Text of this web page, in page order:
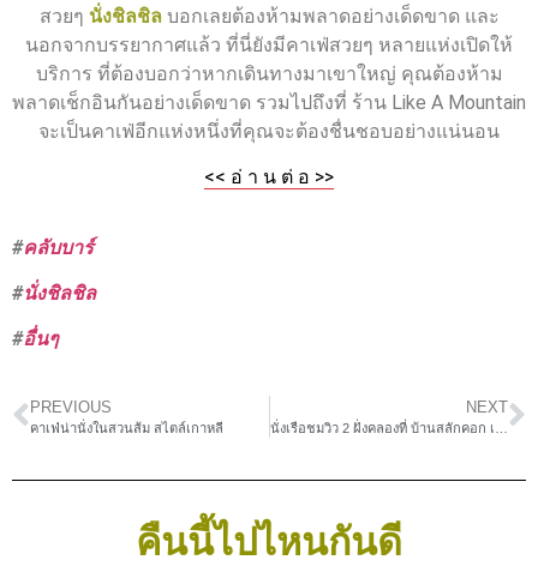
สวยๆ นั่งชิลชิลบอกเลยต้องห้ามพลาดอย่างเด็ดขาด และ
นอกจากบรรยากาศแล้ว ที่นี่ยังมีคาเฟ่สวยๆ หลายแห่งเปิดให้
บริการ ที่ต้องบอกว่าหากเดินทางมาเขาใหญ่ คุณต้องห้าม
พลาดเช็กอินกันอย่างเด็ดขาด รวมไปถึงที่ ร้าน Like A Mountain
จะเป็นคาเฟ่อีกแห่งหนึ่งที่คุณจะต้องชื่นชอบอย่างแน่นอน
<< อ่ า น ต่ อ >>
#คลับบาร์
#นั่งชิลชิล
#อื่นๆ
PREVIOUS
คาเฟ่น่านั่งในสวนส้ม สไตล์เกาหลี
NEXT
คืนนี้ไปไหนกันดี